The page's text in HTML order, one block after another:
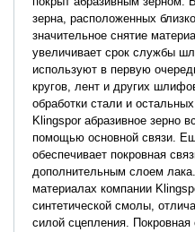
зерна, расположенных
значительное снятие
увеличивает срок службы
используют в первую
кругов, лент и других
обработки стали и
Klingspor абразивное зерно
помощью основной связи.
обеспечивает покровная
дополнительным слоем
материалах компании
синтетической смолы,
силой сцепления.